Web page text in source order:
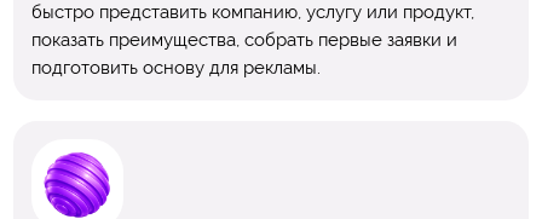
быстро представить компанию, услугу или продукт,
показать преимущества, собрать первые заявки и
подготовить основу для рекламы.